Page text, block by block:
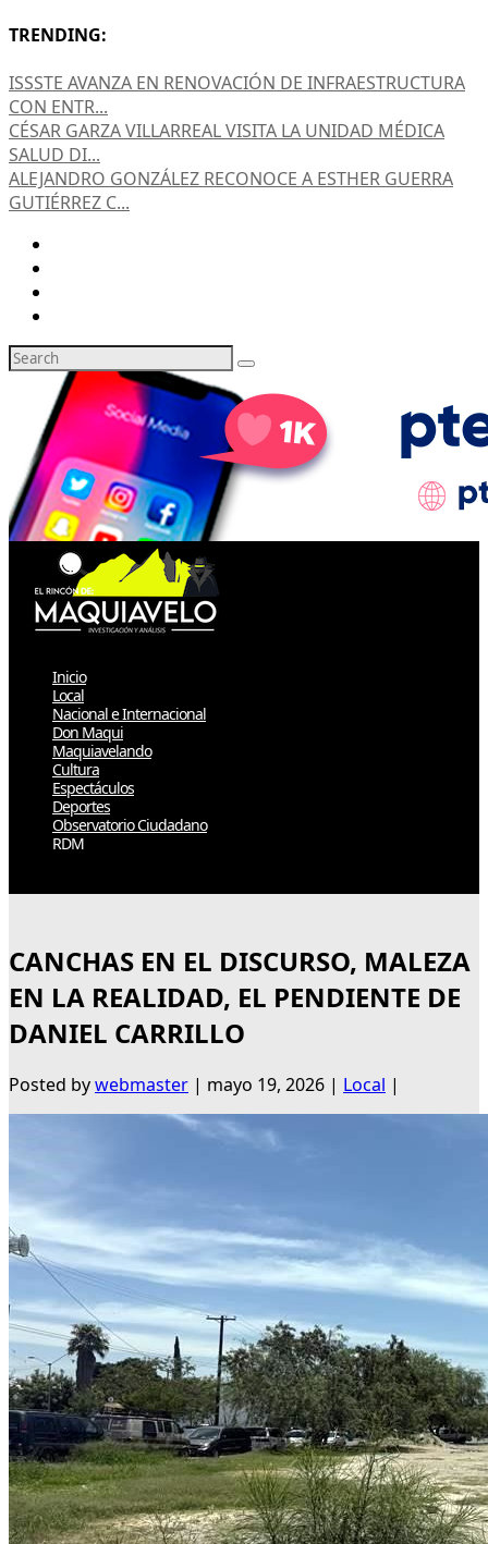
TRENDING:
ISSSTE AVANZA EN RENOVACIÓN DE INFRAESTRUCTURA
CON ENTR...
CÉSAR GARZA VILLARREAL VISITA LA UNIDAD MÉDICA
SALUD DI...
ALEJANDRO GONZÁLEZ RECONOCE A ESTHER GUERRA
GUTIÉRREZ C...
Inicio
Local
Nacional e Internacional
Don Maqui
Maquiavelando
Cultura
Espectáculos
Deportes
Observatorio Ciudadano
RDM
CANCHAS EN EL DISCURSO, MALEZA
EN LA REALIDAD, EL PENDIENTE DE
DANIEL CARRILLO
Posted bywebmaster | mayo 19, 2026 | Local |